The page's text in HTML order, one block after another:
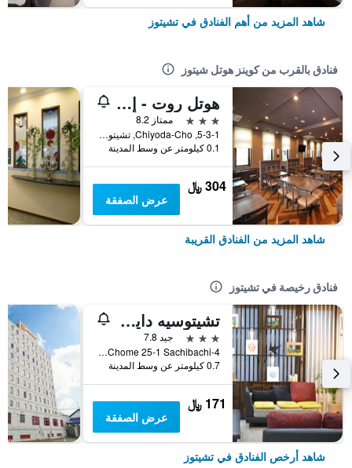
شاهد المزيد من أهم الفنادق في تشيتوز
فنادق بالقرب من كوينز هوتل شيتوز
هوتل روت - إن شيتوز إكيماي
3 نجوم
ممتاز 8.2
5-3-1, Chiyoda-Cho, تشيتوز, اليابان
0.1 كيلومتر عن وسط المدينة
304 ﷼
عرض الصفقة
شاهد المزيد من الفنادق القريبة
فنادق رخيصة في تشيتوز
تشيتوسيه دايتشي هوتل
3 نجوم
جيد 7.8
4-Chome 25-1 Sachibachi, تشيتوز, اليابان
0.7 كيلومتر عن وسط المدينة
171 ﷼
عرض الصفقة
شاهد أرخص الفنادق في تشيتوز